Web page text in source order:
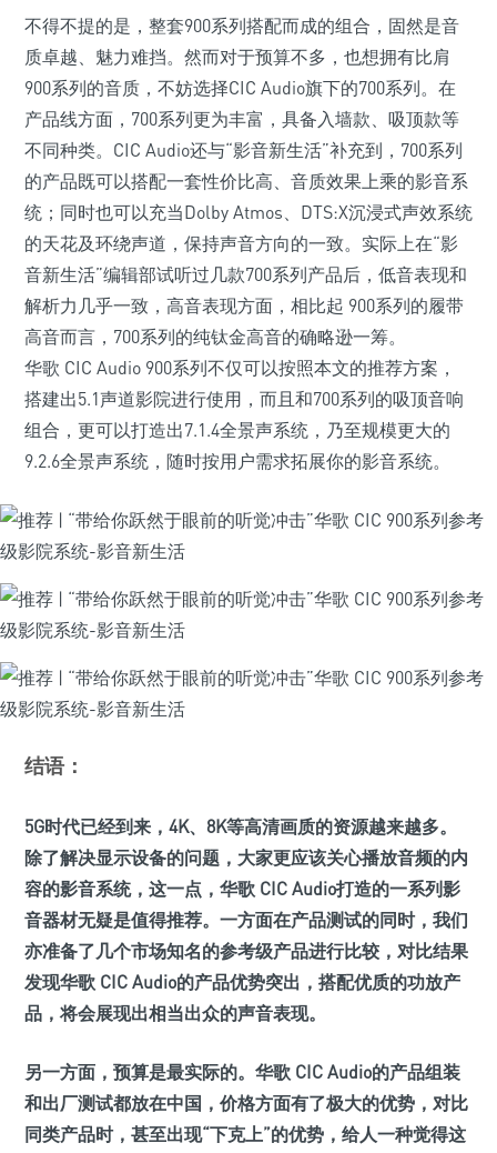
不得不提的是，整套900系列搭配而成的组合，固然是音
质卓越、魅力难挡。然而对于预算不多，也想拥有比肩
900系列的音质，不妨选择CIC Audio旗下的700系列。在
产品线方面，700系列更为丰富，具备入墙款、吸顶款等
不同种类。CIC Audio还与“影音新生活”补充到，700系列
的产品既可以搭配一套性价比高、音质效果上乘的影音系
统；同时也可以充当Dolby Atmos、DTS:X沉浸式声效系统
的天花及环绕声道，保持声音方向的一致。实际上在“影
音新生活”编辑部试听过几款700系列产品后，低音表现和
解析力几乎一致，高音表现方面，相比起 900系列的履带
高音而言，700系列的纯钛金高音的确略逊一筹。
华歌 CIC Audio 900系列不仅可以按照本文的推荐方案，
搭建出5.1声道影院进行使用，而且和700系列的吸顶音响
组合，更可以打造出7.1.4全景声系统，乃至规模更大的
9.2.6全景声系统，随时按用户需求拓展你的影音系统。
结语：
5G时代已经到来，4K、8K等高清画质的资源越来越多。
除了解决显示设备的问题，大家更应该关心播放音频的内
容的影音系统，这一点，华歌 CIC Audio打造的一系列影
音器材无疑是值得推荐。一方面在产品测试的同时，我们
亦准备了几个市场知名的参考级产品进行比较，对比结果
发现华歌 CIC Audio的产品优势突出，搭配优质的功放产
品，将会展现出相当出众的声音表现。
另一方面，预算是最实际的。华歌 CIC Audio的产品组装
和出厂测试都放在中国，价格方面有了极大的优势，对比
同类产品时，甚至出现“下克上”的优势，给人一种觉得这